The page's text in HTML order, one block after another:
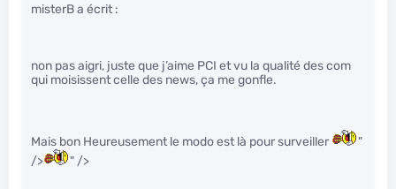
misterB a écrit :
non pas aigri, juste que j’aime PCI et vu la qualité des com
qui moisissent celle des news, ça me gonfle.
Mais bon Heureusement le modo est là pour surveiller
"
/>
" />